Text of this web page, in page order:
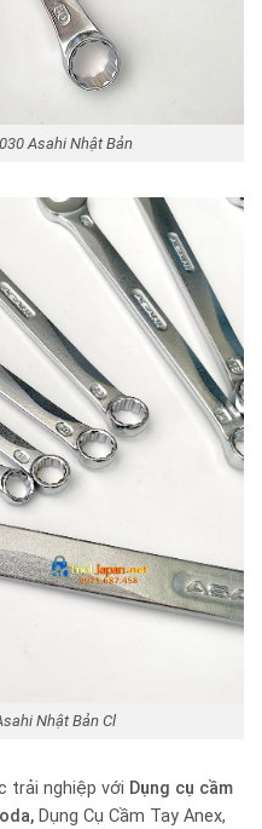
Asahi Nhật Bản
Nhật Bản Cl
trải nghiệp với Dụng cụ cầm
Dụng Cụ Cầm Tay Anex,